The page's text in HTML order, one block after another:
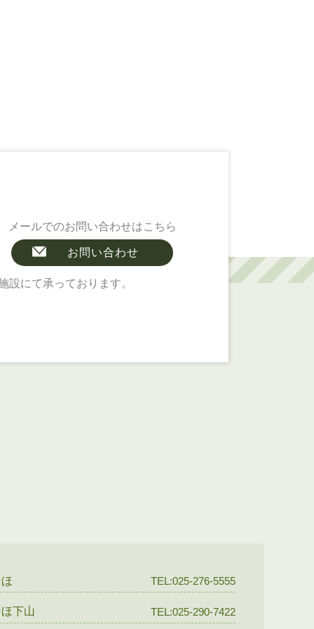
メールでのお問い合わせはこちら
お問い合わせ
にて承っております。
TEL:025-276-5555
下山 TEL:025-290-7422